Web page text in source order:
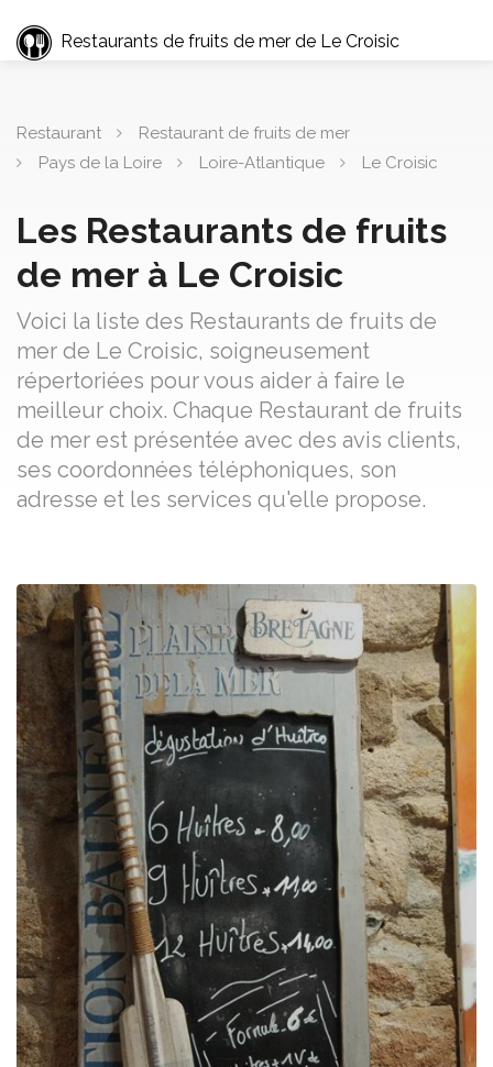
Restaurants de fruits de mer de Le Croisic
Restaurant
Restaurant de fruits de mer
Pays de la Loire
Loire-Atlantique Le Croisic
Les Restaurants de fruits
de mer à Le Croisic
Voici la liste des Restaurants de fruits de
mer de Le Croisic, soigneusement
répertoriées pour vous aider à faire le
meilleur choix. Chaque Restaurant de fruits
de mer est présentée avec des avis clients,
ses coordonnées téléphoniques, son
adresse et les services qu'elle propose.